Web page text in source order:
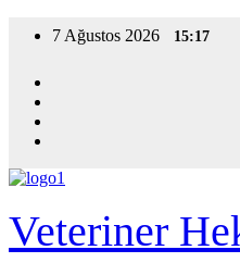
7 Ağustos 2026 15:17
Veteriner